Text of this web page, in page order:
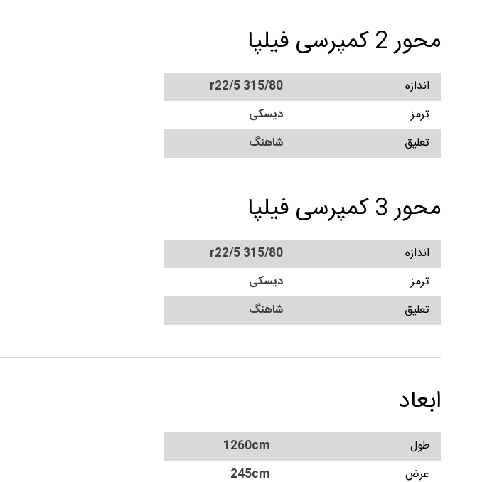
محور 2 کمپرسی فیلپا
اندازه
315/80 r22/5
ترمز
دیسکی
تعلیق
شاهنگ
محور 3 کمپرسی فیلپا
اندازه
315/80 r22/5
ترمز
دیسکی
تعلیق
شاهنگ
ابعاد
طول
1260cm
عرض
245cm